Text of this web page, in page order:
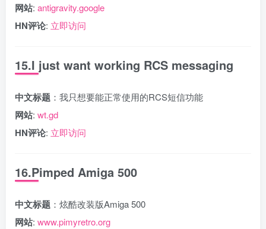
网站: antigravity.google
HN评论: 立即访问
15.I just want working RCS messaging
中文标题 ：我只想要能正常使用的RCS短信功能
网站: wt.gd
HN评论: 立即访问
16.Pimped Amiga 500
中文标题 ：炫酷改装版Amiga 500
网站: www.pimyretro.org